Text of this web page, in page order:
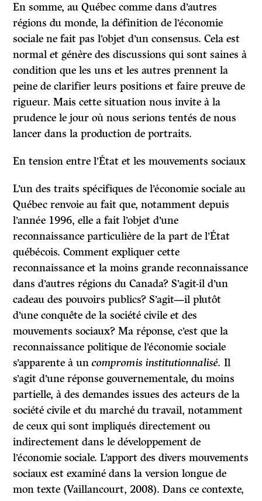
En somme, au Québec comme dans d’autres
régions du monde, la définition de l’économie
sociale ne fait pas l’objet d’un consensus. Cela est
normal et génère des discussions qui sont saines à
condition que les uns et les autres prennent la
peine de clarifier leurs positions et faire preuve de
rigueur. Mais cette situation nous invite à la
prudence le jour où nous serions tentés de nous
lancer dans la production de portraits.
En tension entre l’État et les mouvements sociaux
L’un des traits spécifiques de l’économie sociale au
Québec renvoie au fait que, notamment depuis
l’année 1996, elle a fait l’objet d’une
reconnaissance particulière de la part de l’État
québécois. Comment expliquer cette
reconnaissance et la moins grande reconnaissance
dans d’autres régions du Canada? S’agit-il d’un
cadeau des pouvoirs publics? S’agit—il plutôt
d’une conquête de la société civile et des
mouvements sociaux? Ma réponse, c’est que la
reconnaissance politique de l’économie sociale
s’apparente à uncompromis institutionnalisé.Il
s’agit d’une réponse gouvernementale, du moins
partielle, à des demandes issues des acteurs de la
société civile et du marché du travail, notamment
de ceux qui sont impliqués directement ou
indirectement dans le développement de
l’économie sociale. L’apport des divers mouvements
sociaux est examiné dans la version longue de
mon texte (Vaillancourt, 2008). Dans ce contexte,